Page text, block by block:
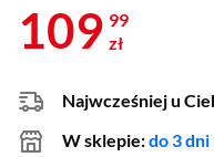
109 99
zł
Najwcześniej u
W sklepie:do 3